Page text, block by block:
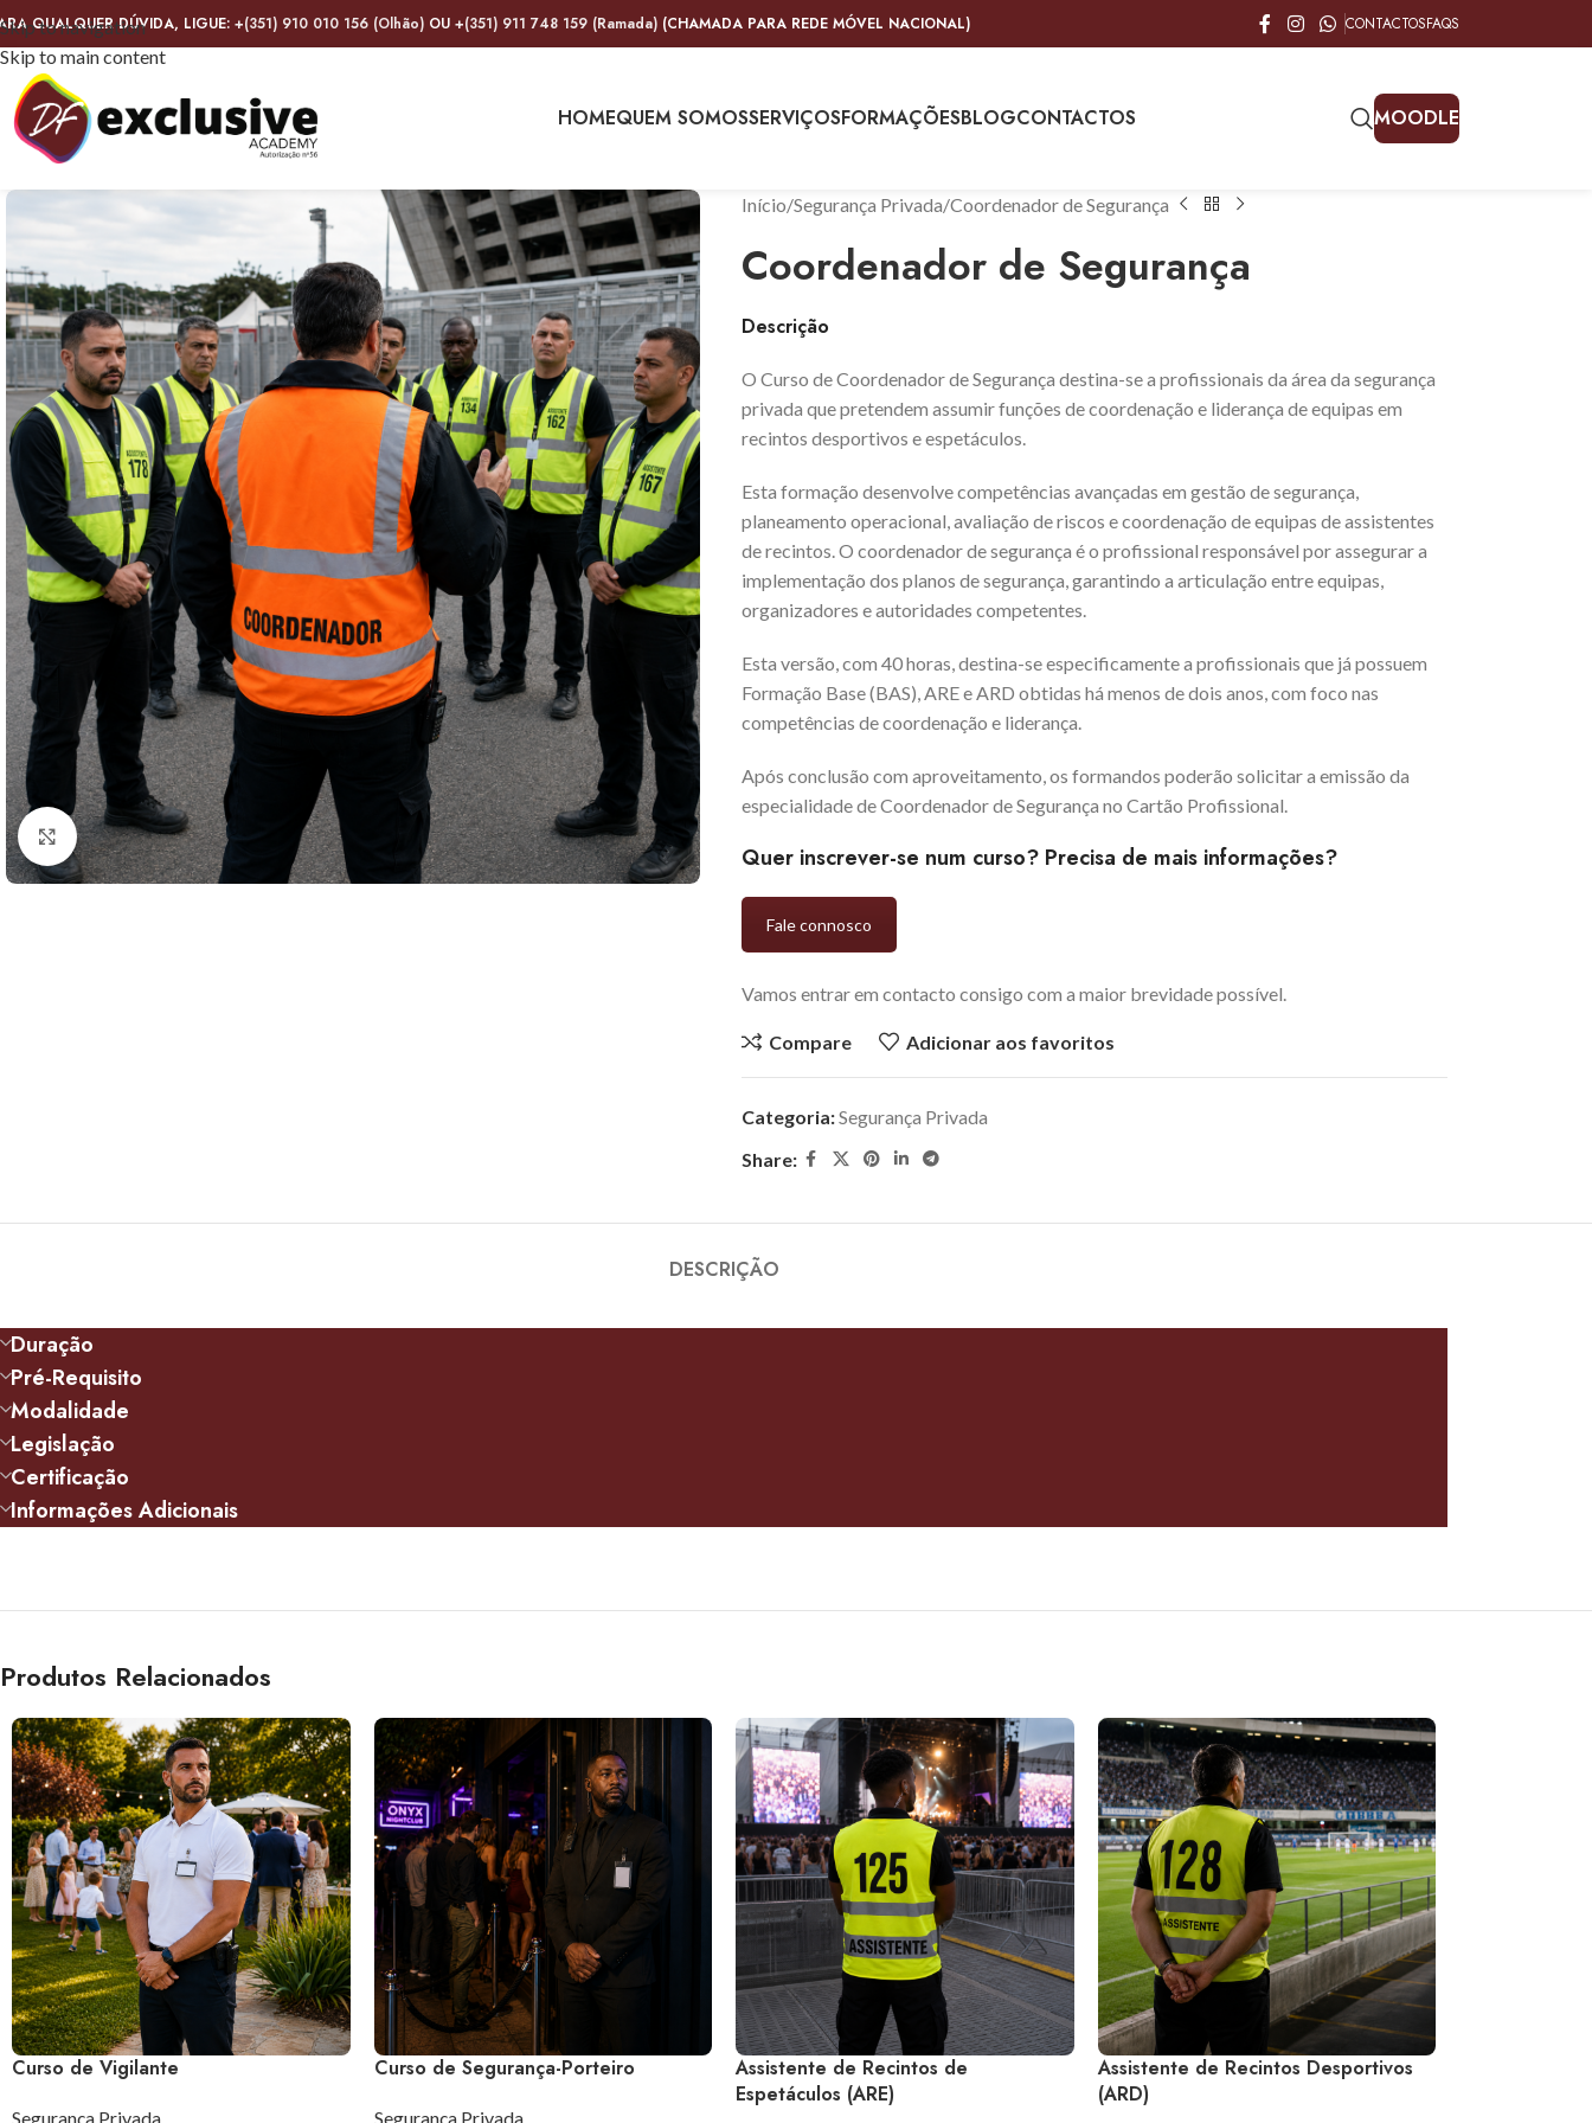
Skip to navigation
Skip to main content
QUALQUER DÚVIDA, LIGUE: +(351) 910 010 156 (Olhão) OU +(351) 911 748 159 (Ramada) (CHAMADA PARA REDE MÓVEL NACIONAL) CONTACTOSFAQS
HOMEQUEM SOMOSSERVIÇOSFORMAÇÕESBLOGCONTACTOS MOODLE
Click to enlarge
Início Segurança Privada Coordenador de Segurança
Coordenador de Segurança
Descrição
O Curso de Coordenador de Segurança destina-se a profissionais da área da segurança
privada que pretendem assumir funções de coordenação e liderança de equipas em
recintos desportivos e espetáculos.
Esta formação desenvolve competências avançadas em gestão de segurança,
planeamento operacional, avaliação de riscos e coordenação de equipas de assistentes
de recintos. O coordenador de segurança é o profissional responsável por assegurar a
implementação dos planos de segurança, garantindo a articulação entre equipas,
organizadores e autoridades competentes.
Esta versão, com 40 horas, destina-se especificamente a profissionais que já possuem
Formação Base (BAS), ARE e ARD obtidas há menos de dois anos, com foco nas
competências de coordenação e liderança.
Após conclusão com aproveitamento, os formandos poderão solicitar a emissão da
especialidade de Coordenador de Segurança no Cartão Profissional.
Quer inscrever-se num curso? Precisa de mais informações?
Fale connosco
Vamos entrar em contacto consigo com a maior brevidade possível.
Compare Adicionar aos favoritos
Categoria:Segurança Privada
Share:
DESCRIÇÃO
Duração
Pré-Requisito
Modalidade
Legislação
Certificação
Informações Adicionais
Produtos Relacionados
Curso de Vigilante
Segurança Privada
Curso de Segurança-Porteiro
Segurança Privada
Assistente de Recintos de
Espetáculos (ARE)
Assistente de Recintos Desportivos
(ARD)